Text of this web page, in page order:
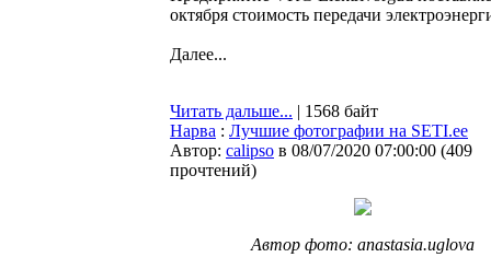
октября стоимость передачи
Далее...
Читать дальше... | 1568 байт
Нарва : Лучшие фотографии на SETI.ee
Автор: calipso в 08/07/2020 07:00:00 (409
прочтений)
Автор фото: anastasia.uglova